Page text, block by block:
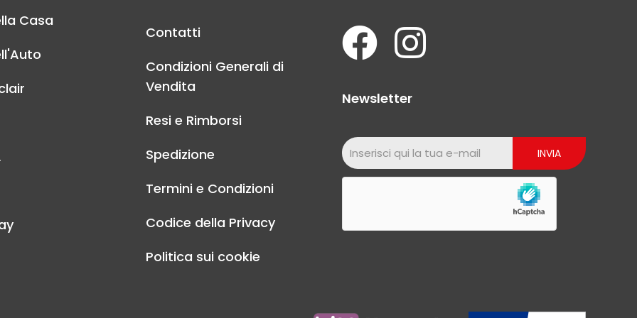
Casa
Contatti
Condizioni Generali di
Vendita
Resi e Rimborsi
Spedizione
Termini e Condizioni
Codice della Privacy
Politica sui cookie
Newsletter